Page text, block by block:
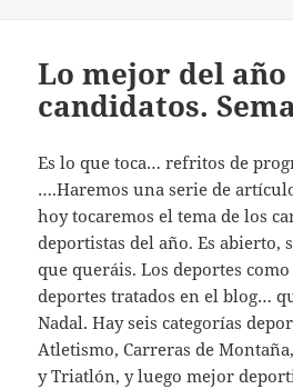
Lo mejor del año
candidatos.
Es lo que toca… refritos de
….Haremos una serie de
hoy tocaremos el tema de los
deportistas del año. Es abierto,
que queráis. Los deportes
deportes tratados en el blog…
Nadal. Hay seis categorías
Atletismo, Carreras de
y Triatlón, y luego mejor